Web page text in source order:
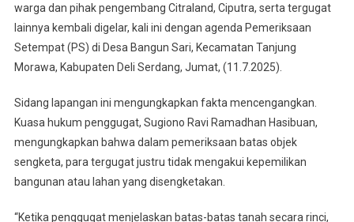
Sugiono
Apresiasi
Hakim
Terkait
Citra
Land
warga dan pihak pengembang Citraland, Ciputra, serta tergugat
lainnya kembali digelar, kali ini dengan agenda Pemeriksaan
Setempat (PS) di Desa Bangun Sari, Kecamatan Tanjung
Morawa, Kabupaten Deli Serdang, Jumat, (11.7.2025).
Sidang lapangan ini mengungkapkan fakta mencengangkan.
Kuasa hukum penggugat, Sugiono Ravi Ramadhan Hasibuan,
mengungkapkan bahwa dalam pemeriksaan batas objek
sengketa, para tergugat justru tidak mengakui kepemilikan
bangunan atau lahan yang disengketakan.
“Ketika penggugat menjelaskan batas-batas tanah secara rinci,